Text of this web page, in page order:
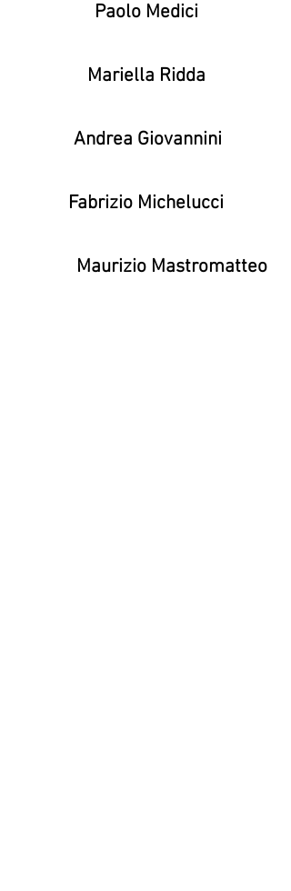
Paolo Medici
Mariella Ridda
Andrea Giovannini
Fabrizio Michelucci
Maurizio Mastromatteo